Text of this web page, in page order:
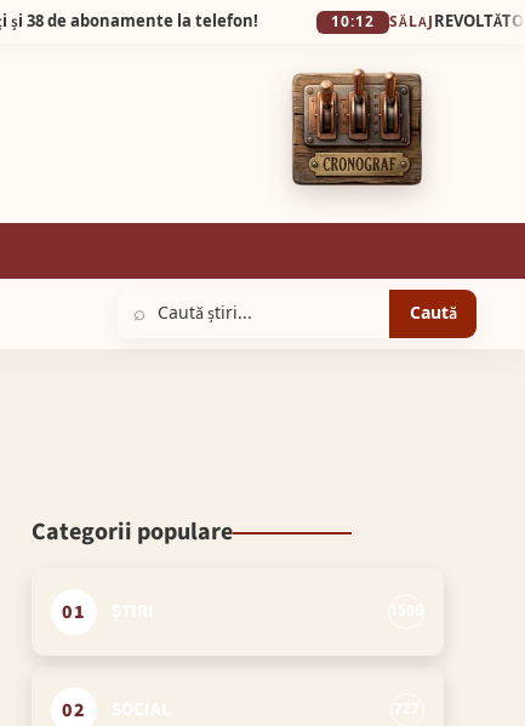
la telefon! 10:12 SĂLAJ
⌕ Caută
Categorii populare
01
02